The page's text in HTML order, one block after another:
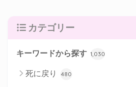
カテゴリー
キーワードから探す 1,030
死に戻り 480